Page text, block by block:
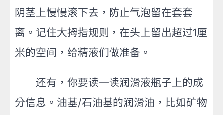
阴茎上慢慢滚下去，防止气泡留在套套
离。记住大拇指规则，在头上留出超过1厘
米的空间，给精液们做准备。
还有，你要读一读润滑液瓶子上的成
分信息。油基/石油基的润滑油，比如矿物